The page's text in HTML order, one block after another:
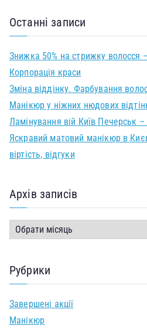
Останні записи
Знижка 50% на стрижку волосся
Корпорація краси
Зміна віддінку. Фарбування
Манікюр у ніжних нюдових
Ламінування вій Київ Печерськ –
Яскравий матовий манікюр в
віртість, відгуки
Архів записів
Рубрики
Завершені акції
Манікюр